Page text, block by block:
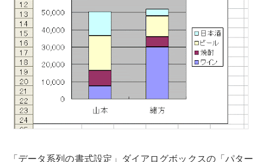
「データ系列の書式設定」ダイアログボックスの「パター